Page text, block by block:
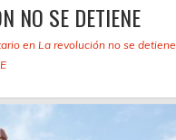
NO SE DETIENE
en La revolución no se detiene